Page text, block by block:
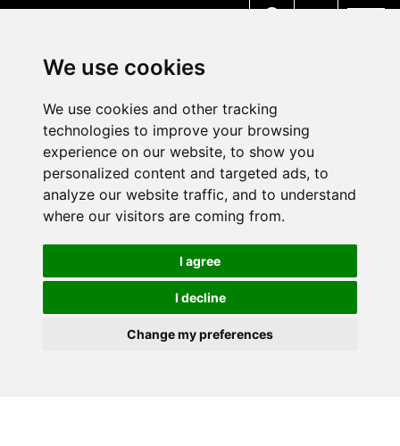
We use cookies
We use cookies and other tracking
technologies to improve your browsing
experience on our website, to show you
personalized content and targeted ads, to
analyze our website traffic, and to understand
where our visitors are coming from.
I agree
I decline
Change my preferences